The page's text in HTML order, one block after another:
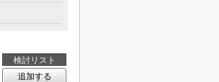
検討リスト
追加する